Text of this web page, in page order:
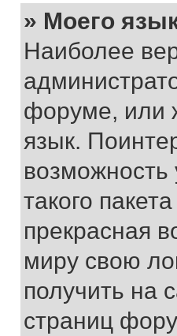
» Моего
Наиболее
форуме, или
язык.
возможность
такого
прекрасная
миру свою
получить на
страниц